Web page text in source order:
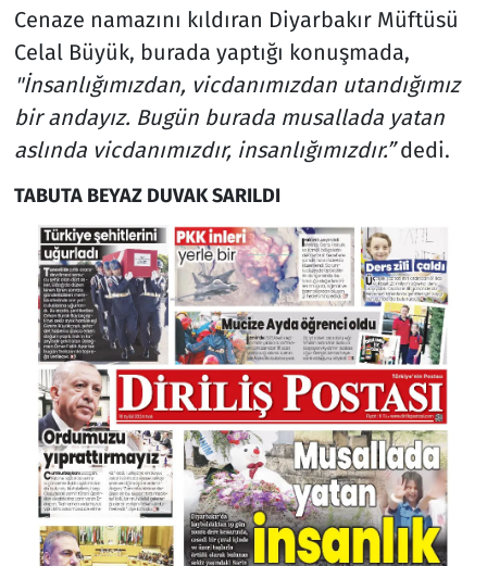
Cenaze namazını kıldıran Diyarbakır Müftüsü
Celal Büyük, burada yaptığı konuşmada,
"İnsanlığımızdan, vicdanımızdan utandığımız
bir andayız. Bugün burada musallada yatan
aslında vicdanımızdır, insanlığımızdır.”dedi.
TABUTA BEYAZ DUVAK SARILDI
Televizyon